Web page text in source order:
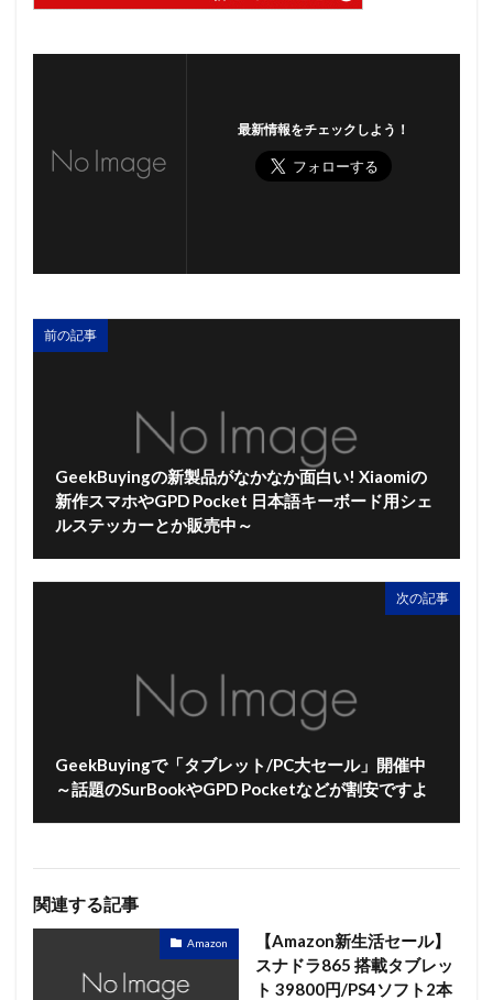
最新情報をチェックしよう！
前の記事
GeekBuyingの新製品がなかなか面白い! Xiaomiの
新作スマホやGPD Pocket 日本語キーボード用シェ
ルステッカーとか販売中～
次の記事
GeekBuyingで「タブレット/PC大セール」開催中
～話題のSurBookやGPD Pocketなどが割安ですよ
関連する記事
Amazon
【Amazon新生活セール】
スナドラ865 搭載タブレッ
ト 39800円/PS4ソフト2本